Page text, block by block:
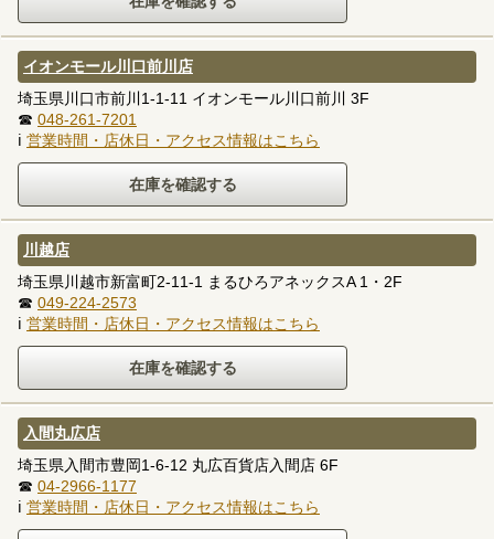
イオンモール川口前川店
埼玉県川口市前川1-1-11 イオンモール川口前川 3F
☎ 048-261-7201
ℹ 営業時間・店休日・アクセス情報はこちら
川越店
埼玉県川越市新富町2-11-1 まるひろアネックスA 1・2F
☎ 049-224-2573
ℹ 営業時間・店休日・アクセス情報はこちら
入間丸広店
埼玉県入間市豊岡1-6-12 丸広百貨店入間店 6F
☎ 04-2966-1177
ℹ 営業時間・店休日・アクセス情報はこちら